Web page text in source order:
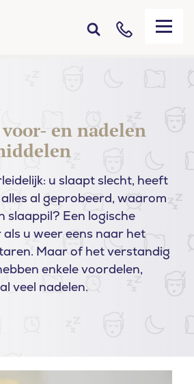
en nadelen
u slaapt slecht, heeft
al geprobeerd, waarom
slaappil? Een logische
u weer eens naar het
Maar of het verstandig
enkele voordelen,
veel nadelen.